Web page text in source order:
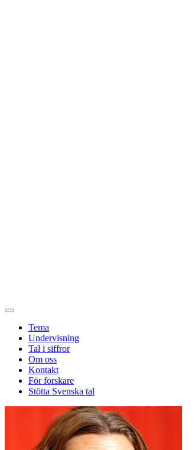
Tema
Undervisning
Tal i siffror
Om oss
Kontakt
För forskare
Stötta Svenska tal